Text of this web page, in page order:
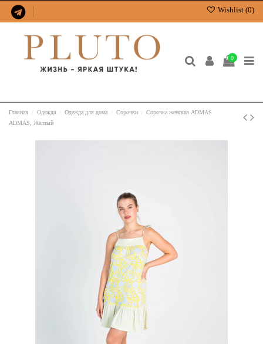
Wishlist (0)
0
Главная Одежда Одежда для дома Сорочки
Сорочка женская ADMAS
ADMAS, Жёлтый